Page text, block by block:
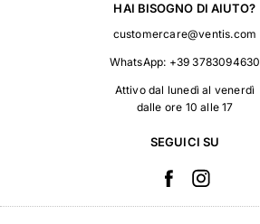
HAI BISOGNO DI AIUTO?
customercare@ventis.com
WhatsApp: +39 3783094630
Attivo dal lunedì al venerdì
dalle ore 10 alle 17
SEGUICI SU